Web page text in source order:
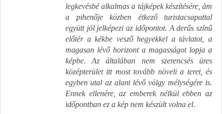
legkevésbé alkalmas a tájképek készítésére, ám
a pihenője közben étkező turistacsapattal
együtt jól jelképezi az időpontot. A derűs színű
előtér a kékbe vesző hegyekkel a távlatot, a
magasan lévő horizont a magasságot lopja a
képbe. Az általában nem szerencsés üres
középterület itt most tovább növeli a teret, és
egyben utal az alant lévő völgy mélységére is.
Ennek ellenére, az emberek nélkül ebben az
időpontban ez a kép nem készült volna el.